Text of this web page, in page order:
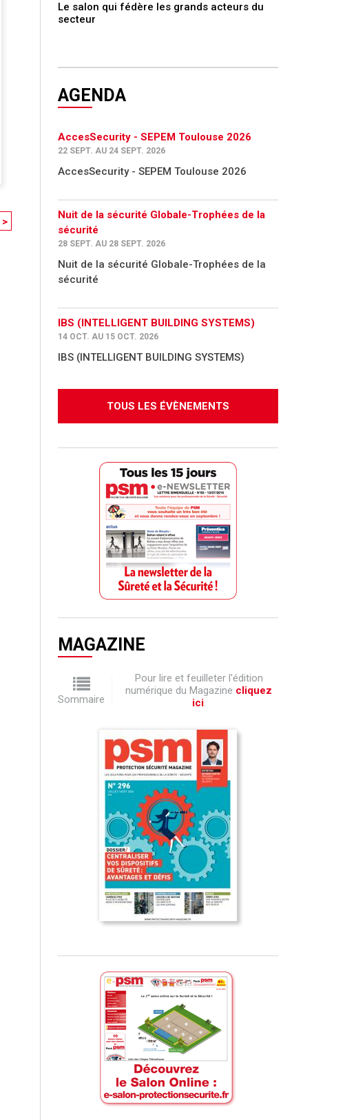
Le salon qui fédère les grands acteurs du
secteur
AGENDA
AccesSecurity - SEPEM Toulouse 2026
22 SEPT. AU 24 SEPT. 2026
AccesSecurity - SEPEM Toulouse 2026
Nuit de la sécurité Globale-Trophées de la
sécurité
28 SEPT. AU 28 SEPT. 2026
Nuit de la sécurité Globale-Trophées de la
sécurité
IBS (INTELLIGENT BUILDING SYSTEMS)
14 OCT. AU 15 OCT. 2026
IBS (INTELLIGENT BUILDING SYSTEMS)
TOUS LES ÉVÈNEMENTS
MAGAZINE
Sommaire
Pour lire et feuilleter l'édition
numérique du Magazine cliquez
ici.